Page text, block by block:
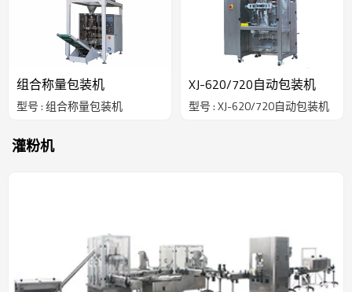
组合称量包装机
型号 : 组合称量包装机
XJ-620/720自动包装机
型号 : XJ-620/720自动包装机
灌粉机